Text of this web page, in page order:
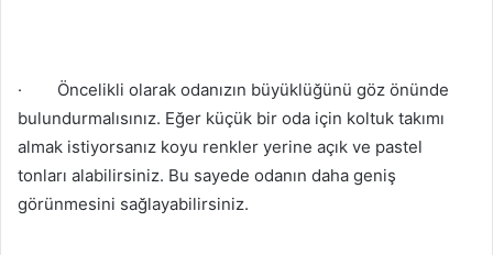
· Öncelikli olarak odanızın büyüklüğünü göz önünde
bulundurmalısınız. Eğer küçük bir oda için koltuk takımı
almak istiyorsanız koyu renkler yerine açık ve pastel
tonları alabilirsiniz. Bu sayede odanın daha geniş
görünmesini sağlayabilirsiniz.